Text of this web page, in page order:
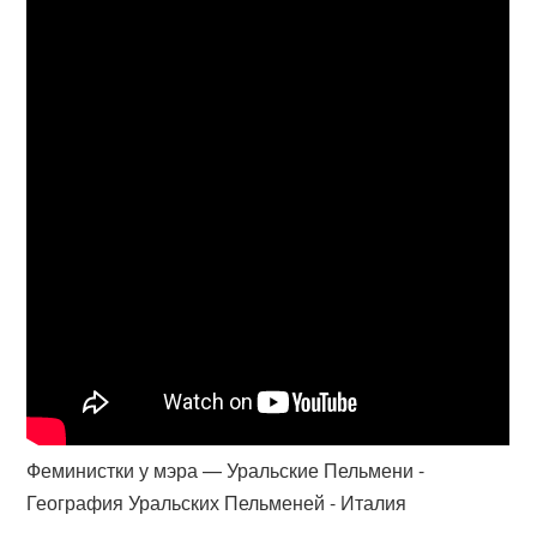
Феминистки у мэра — Уральские Пельмени -
География Уральских Пельменей - Италия